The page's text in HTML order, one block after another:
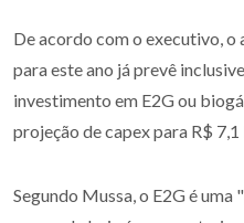
De acordo com o executivo, o
para este ano já prevê
investimento em E2G ou
projeção de capex para R$
Segundo Mussa, o E2G é